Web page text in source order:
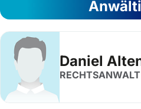
Daniel
RECHTSANWALT